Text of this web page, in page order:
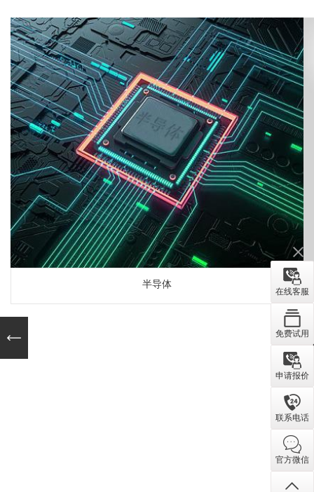
半导体
在线客服
免费试用
申请报价
联系电话
官方微信